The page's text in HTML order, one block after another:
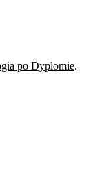
po Dyplomie.